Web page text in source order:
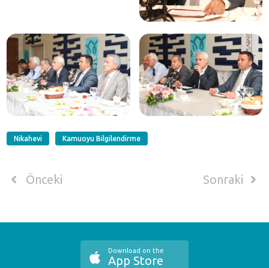
Nikahevi Kamuoyu Bilgilendirme
Önceki Sonraki
Download on the
App Store